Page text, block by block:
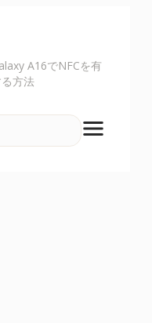
A16でNFCを有
方法